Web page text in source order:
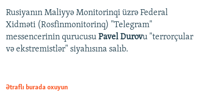
Rusiyanın Maliyyə Monitorinqi üzrə Federal
Xidməti (Rosfinmonitorinq) "Telegram"
messencerinin qurucusu Pavel Durovu "terrorçular
və ekstremistlər" siyahısına salıb.
Ətraflı burada oxuyun